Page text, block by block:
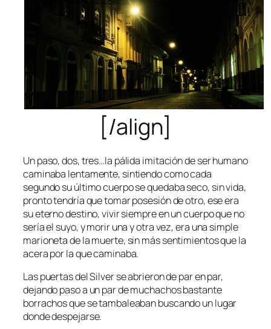
[/align]
Un paso, dos, tres…la pálida imitación de ser humano
caminaba lentamente, sintiendo como cada
segundo su último cuerpo se quedaba seco, sin vida,
pronto tendría que tomar posesión de otro, ese era
su eterno destino, vivir siempre en un cuerpo que no
sería el suyo, y morir una y otra vez, era una simple
marioneta de la muerte, sin más sentimientos que la
acera por la que caminaba.
Las puertas del Silver se abrieron de par en par,
dejando paso a un par de muchachos bastante
borrachos que se tambaleaban buscando un lugar
donde despejarse.